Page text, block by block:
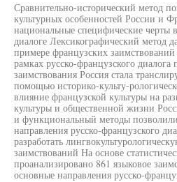
Сравнительно-исторический метод
культурных особенностей России и
национальные специфические черты
диалоге Лексикографический метод
примере французских
рамках русско-французского диалога
заимствования Россия стала
помощью историко-культу-
влияние французской культуры на
культуры и общественной жизни
и функциональный методы
направления русско-французского
разработать
заимствований На основе
проанализировано 861 языковое
основные направления русско-